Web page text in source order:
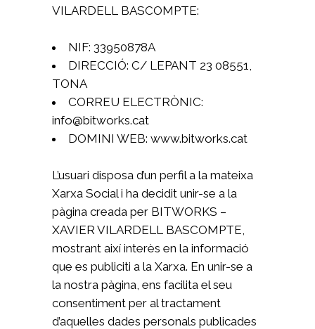
VILARDELL BASCOMPTE:
NIF: 33950878A
DIRECCIÓ: C/ LEPANT 23 08551,
TONA
CORREU ELECTRÒNIC:
info@bitworks.cat
DOMINI WEB: www.bitworks.cat
L’usuari disposa d’un perfil a la mateixa
Xarxa Social i ha decidit unir-se a la
pàgina creada per BITWORKS –
XAVIER VILARDELL BASCOMPTE,
mostrant així interès en la informació
que es publiciti a la Xarxa. En unir-se a
la nostra pàgina, ens facilita el seu
consentiment per al tractament
d’aquelles dades personals publicades